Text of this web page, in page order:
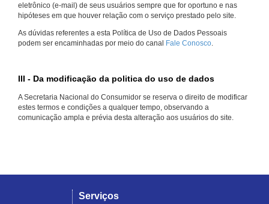
eletrônico (e-mail) de seus usuários sempre que for oportuno e nas
hipóteses em que houver relação com o serviço prestado pelo site.
As dúvidas referentes a esta Política de Uso de Dados Pessoais
podem ser encaminhadas por meio do canal Fale Conosco.
III - Da modificação da politica do uso de dados
A Secretaria Nacional do Consumidor se reserva o direito de modificar
estes termos e condições a qualquer tempo, observando a
comunicação ampla e prévia desta alteração aos usuários do site.
Serviços